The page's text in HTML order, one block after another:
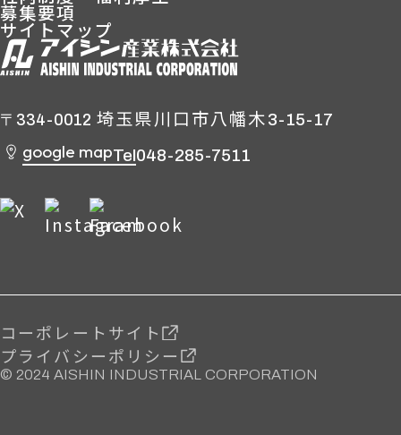
〒334-0012 埼玉県川口市八幡木3-15-17
google mapTel048-285-7511
募集要項
サイトマップ
© 2024 AISHIN INDUSTRIAL CORPORATION
コーポレートサイト
プライバシーポリシー